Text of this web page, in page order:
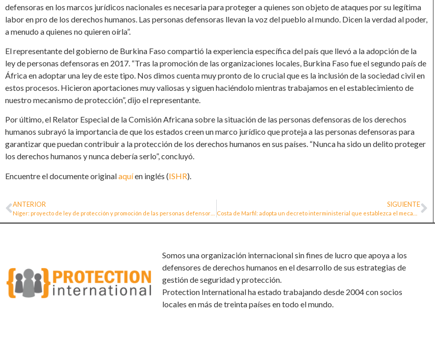
defensoras en los marcos jurídicos nacionales es necesaria para proteger a quienes son objeto de ataques por su legítima
labor en pro de los derechos humanos. Las personas defensoras llevan la voz del pueblo al mundo. Dicen la verdad al poder,
a menudo a quienes no quieren oírla”.
El representante del gobierno de Burkina Faso compartió la experiencia específica del país que llevó a la adopción de la
ley de personas defensoras en 2017. “Tras la promoción de las organizaciones locales, Burkina Faso fue el segundo país de
África en adoptar una ley de este tipo. Nos dimos cuenta muy pronto de lo crucial que es la inclusión de la sociedad civil en
estos procesos. Hicieron aportaciones muy valiosas y siguen haciéndolo mientras trabajamos en el establecimiento de
nuestro mecanismo de protección”, dijo el representante.
Por último, el Relator Especial de la Comisión Africana sobre la situación de las personas defensoras de los derechos
humanos subrayó la importancia de que los estados creen un marco jurídico que proteja a las personas defensoras para
garantizar que puedan contribuir a la protección de los derechos humanos en sus países. “Nunca ha sido un delito proteger
los derechos humanos y nunca debería serlo”, concluyó.
Encuentre el documente originalaquíen inglés (ISHR).
ANTERIOR SIGUIENTE
Somos una organización internacional sin fines de lucro que apoya a los
defensores de derechos humanos en el desarrollo de sus estrategias de
gestión de seguridad y protección.
Protection International ha estado trabajando desde 2004 con socios
locales en más de treinta países en todo el mundo.